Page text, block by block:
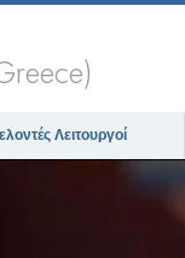
Λειτουργοί